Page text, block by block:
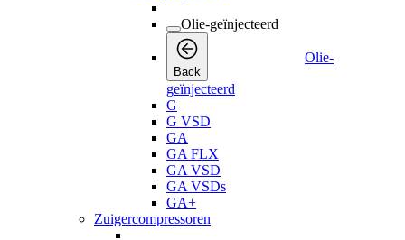
Olie-geïnjecteerd
Back
Olie-
geïnjecteerd
G
G VSD
GA
GA FLX
GA VSD
GA VSDs
GA+
Zuigercompressoren